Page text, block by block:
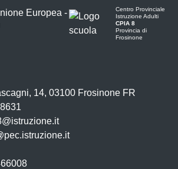
Centro Provinciale
Istruzione Adulti
CPIA 8
Provincia di
Frosinone
14, 03100 Frosinone FR